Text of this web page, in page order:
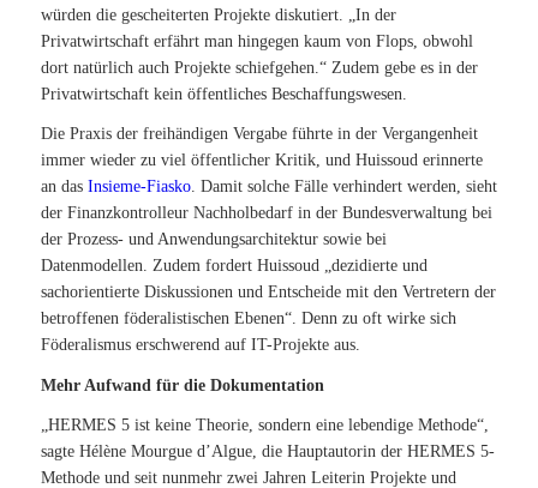
würden die gescheiterten Projekte diskutiert. „In der
Privatwirtschaft erfährt man hingegen kaum von Flops, obwohl
dort natürlich auch Projekte schiefgehen.“ Zudem gebe es in der
Privatwirtschaft kein öffentliches Beschaffungswesen.
Die Praxis der freihändigen Vergabe führte in der Vergangenheit
immer wieder zu viel öffentlicher Kritik, und Huissoud erinnerte
an das Insieme-Fiasko. Damit solche Fälle verhindert werden, sieht
der Finanzkontrolleur Nachholbedarf in der Bundesverwaltung bei
der Prozess- und Anwendungsarchitektur sowie bei
Datenmodellen. Zudem fordert Huissoud „dezidierte und
sachorientierte Diskussionen und Entscheide mit den Vertretern der
betroffenen föderalistischen Ebenen“. Denn zu oft wirke sich
Föderalismus erschwerend auf IT-Projekte aus.
Mehr Aufwand für die Dokumentation
„HERMES 5 ist keine Theorie, sondern eine lebendige Methode“,
sagte Hélène Mourgue d’Algue, die Hauptautorin der HERMES 5-
Methode und seit nunmehr zwei Jahren Leiterin Projekte und